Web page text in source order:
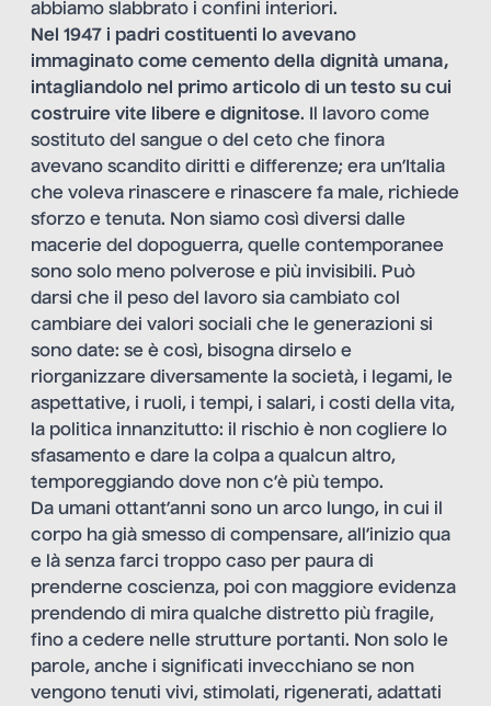
abbiamo slabbrato i confini interiori.
Nel 1947 i padri costituenti lo avevano
immaginato come cemento della dignità umana,
intagliandolo nel primo articolo di un testo su cui
costruire vite libere e dignitose. Il lavoro come
sostituto del sangue o del ceto che finora
avevano scandito diritti e differenze; era un’Italia
che voleva rinascere e rinascere fa male, richiede
sforzo e tenuta. Non siamo così diversi dalle
macerie del dopoguerra, quelle contemporanee
sono solo meno polverose e più invisibili. Può
darsi che il peso del lavoro sia cambiato col
cambiare dei valori sociali che le generazioni si
sono date: se è così, bisogna dirselo e
riorganizzare diversamente la società, i legami, le
aspettative, i ruoli, i tempi, i salari, i costi della vita,
la politica innanzitutto: il rischio è non cogliere lo
sfasamento e dare la colpa a qualcun altro,
temporeggiando dove non c’è più tempo.
Da umani ottant’anni sono un arco lungo, in cui il
corpo ha già smesso di compensare, all’inizio qua
e là senza farci troppo caso per paura di
prenderne coscienza, poi con maggiore evidenza
prendendo di mira qualche distretto più fragile,
fino a cedere nelle strutture portanti. Non solo le
parole, anche i significati invecchiano se non
vengono tenuti vivi, stimolati, rigenerati, adattati